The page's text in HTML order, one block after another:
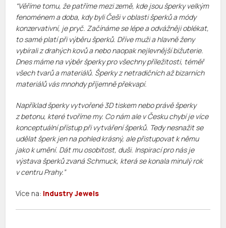
“Věříme tomu, že patříme mezi země, kde jsou šperky velkým
fenoménem a doba, kdy byli Češi v oblasti šperků a módy
konzervativní, je pryč. Začínáme se lépe a odvážněji oblékat,
to samé platí při výběru šperků. Dříve muži a hlavně ženy
vybírali z drahých kovů a nebo naopak nejlevnější bižuterie.
Dnes máme na výběr šperky pro všechny příležitosti, téměř
všech tvarů a materiálů. Šperky z netradičních až bizarních
materiálů vás mnohdy příjemně překvapí.
Například šperky vytvořené 3D tiskem nebo právě šperky
z betonu, které tvoříme my. Co nám ale v Česku chybí je více
konceptuální přístup při vytváření šperků. Tedy nesnažit se
udělat šperk jen na pohled krásný, ale přistupovat k němu
jako k umění. Dát mu osobitost, duši. Inspirací pro nás je
výstava šperků zvaná Schmuck, která se konala minulý rok
v centru Prahy.”
Více na: Industry Jewels